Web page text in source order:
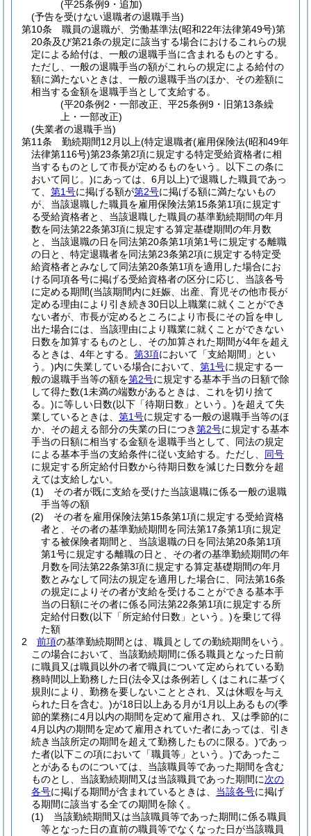
(平25条例9・追加)
(予告を受けない退職者の退職手当)
第10条
職員の退職が、労働基準法(昭和22年法律第49号)第
20条及び第21条の規定に該当する場合におけるこれらの規
定による給付は、一般の退職手当に含まれるものとする。
ただし、一般の退職手当の額がこれらの規定による給付の
額に満たないときは、一般の退職手当のほか、その差額に
相当する金額を退職手当として支給する。
(平20条例2・一部改正、平25条例9・旧第13条繰
上・一部改正)
(失業者の退職手当)
第11条
勤続期間12月以上(特定退職者(雇用保険法(昭和49年
法律第116号)第23条第2項に規定する特定受給資格者に相
当するものとして市長が定めるものをいう。以下この条に
おいて同じ。)にあっては、6月以上)で退職した職員であっ
て、 第1号に掲げる額が第2号に掲げる額に満たないもの
が、当該退職した職員を雇用保険法第15条第1項に規定す
る受給資格者と、当該退職した職員の基準勤続期間の年月
数を同法第22条第3項に規定する算定基礎期間の年月数
と、当該退職の日を同法第20条第1項第1号に規定する離職
の日と、特定退職者を同法第23条第2項に規定する特定受
給資格者とみなして同法第20条第1項を適用した場合にお
ける同項各号に掲げる受給資格者の区分に応じ、当該各号
に定める期間(当該期間内に妊娠、出産、育児その他市長が
定める理由により引き続き30日以上職業に就くことができ
ない者が、市長が定めるところにより市長にその旨を申し
出た場合には、当該理由により職業に就くことができない
日数を加算するものとし、その加算された期間が4年を超え
るときは、4年とする。 第3項において「支給期間」とい
う。)内に失業している場合において、 第1号に規定する一
般の退職手当等の額を第2号に規定する基本手当の日額で除
して得た数(1未満の端数があるときは、これを切り捨て
る。)に等しい日数(以下「待期日数」という。)を超えて失
業しているときは、 第1号に規定する一般の退職手当等のほ
か、その超える部分の失業の日につき第2号に規定する基本
手当の日額に相当する金額を退職手当として、同法の規定
による基本手当の支給条件に従い支給する。 ただし、 同号
に規定する所定給付日数から待期日数を減じた日数分を超
えては支給しない。
(1)
その者が既に支給を受けた当該退職に係る一般の退職
手当等の額
(2)
その者を雇用保険法第15条第1項に規定する受給資格
者と、その者の基準勤続期間を同法第17条第1項に規定
する被保険者期間と、当該退職の日を同法第20条第1項
第1号に規定する離職の日と、その者の基準勤続期間の年
月数を同法第22条第3項に規定する算定基礎期間の年月
数とみなして同法の規定を適用した場合に、同法第16条
の規定によりその者が支給を受けることができる基本手
当の日額にその者に係る同法第22条第1項に規定する所
定給付日数(以下「所定給付日数」という。)を乗じて得
た額
2
前項の基準勤続期間とは、職員としての勤続期間をいう。
この場合において、当該勤続期間に係る職員となった日前
に職員又は職員以外の者で職員について定められている勤
務時間以上勤務した日(法令又は条例若しくはこれに基づく
規則により、勤務を要しないこととされ、又は休暇を与え
られた日を含む。)が18日以上ある月が1月以上あるもの(季
節的業務に4月以内の期間を定めて雇用され、又は季節的に
4月以内の期間を定めて雇用されていた者にあっては、引き
続き当該所定の期間を超えて勤務したものに限る。)であっ
た者(以下この項において「職員等」という。)であったこ
とがあるものについては、当該職員等であった期間を含む
ものとし、当該勤続期間又は当該職員であった期間に次の
各号に掲げる期間が含まれているときは、 当該各号に掲げ
る期間に該当する全ての期間を除く。
(1)
当該勤続期間又は当該職員等であった期間に係る職員
等となった日の直前の職員等でなくなった日が当該職員